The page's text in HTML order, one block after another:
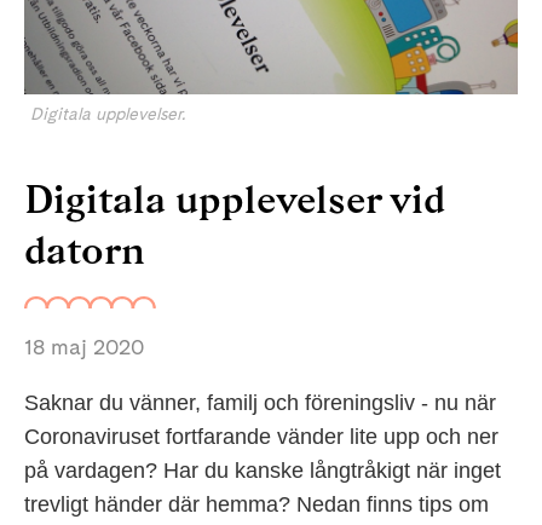
Digitala upplevelser.
Digitala upplevelser vid
datorn
18 maj 2020
Saknar du vänner, familj och föreningsliv - nu när
Coronaviruset fortfarande vänder lite upp och ner
på vardagen? Har du kanske långtråkigt när inget
trevligt händer där hemma? Nedan finns tips om